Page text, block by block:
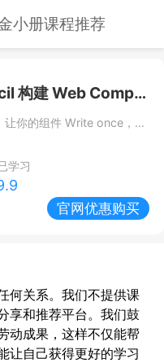
小册课程推荐
基于 Stencil 构建 Web Components 组件库
使用 Stencil ，让你的组件 Write once，Run anywhere ！
学习
官网优惠购买
何关系。我们不提供课
享和推荐平台。我们鼓
动成果，这样不仅能帮
让自己获得更好的学习